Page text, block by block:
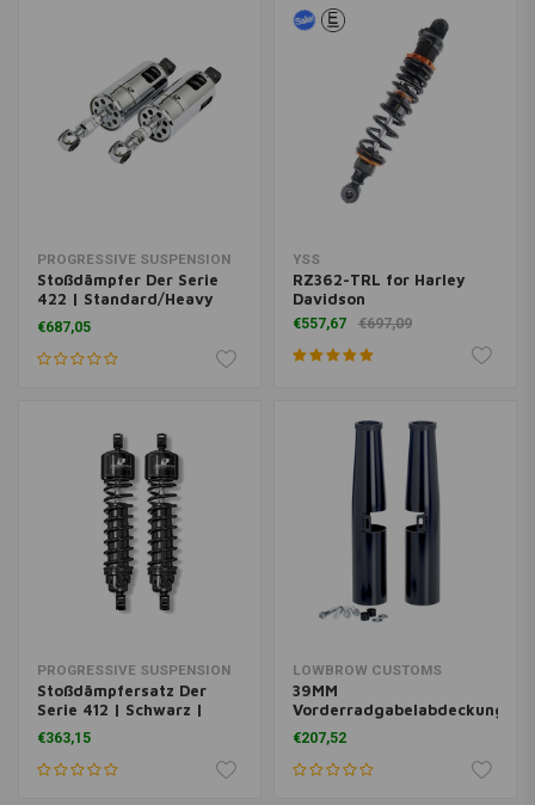
PROGRESSIVE SUSPENSION
Stoßdämpfer Der Serie
422 | Standard/Heavy
Duty | 89-99 Softail
€687,05
YSS
RZ362-TRL for Harley
Davidson
€557,67 €697,09
PROGRESSIVE SUSPENSION
Stoßdämpfersatz Der
Serie 412 | Schwarz |
Honda Ac
€363,15
LOWBROW CUSTOMS
39MM
Vorderradgabelabdeckungen
für Harley Davidson
Sportster / Dyna
€207,52